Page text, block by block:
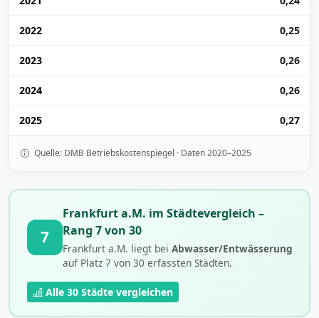
2022 0,25
2023 0,26
2024 0,26
2025 0,27
Quelle: DMB Betriebskostenspiegel · Daten 2020–2025
7
Frankfurt a.M. im Städtevergleich –
Rang 7 von 30
Frankfurt a.M. liegt bei Abwasser/Entwässerung
auf Platz 7 von 30 erfassten Städten.
Alle 30 Städte vergleichen